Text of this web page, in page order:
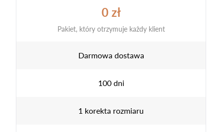
0 zł
Pakiet, który otrzymuje każdy klient
Darmowa dostawa
100 dni
1 korekta rozmiaru